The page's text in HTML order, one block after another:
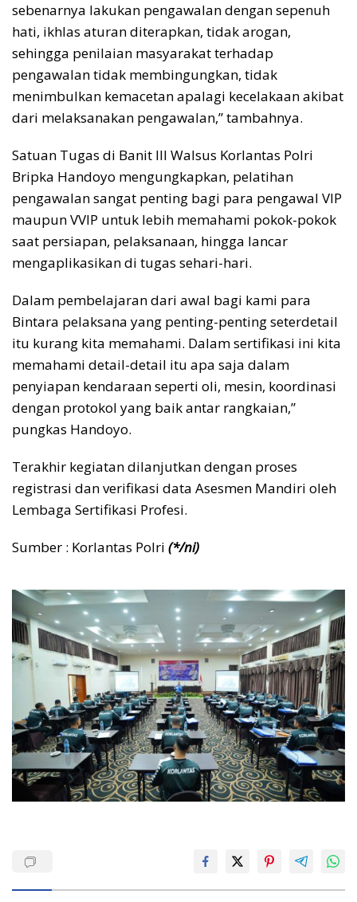
sebenarnya lakukan pengawalan dengan sepenuh
hati, ikhlas aturan diterapkan, tidak arogan,
sehingga penilaian masyarakat terhadap
pengawalan tidak membingungkan, tidak
menimbulkan kemacetan apalagi kecelakaan akibat
dari melaksanakan pengawalan,” tambahnya.
Satuan Tugas di Banit III Walsus Korlantas Polri
Bripka Handoyo mengungkapkan, pelatihan
pengawalan sangat penting bagi para pengawal VIP
maupun VVIP untuk lebih memahami pokok-pokok
saat persiapan, pelaksanaan, hingga lancar
mengaplikasikan di tugas sehari-hari.
Dalam pembelajaran dari awal bagi kami para
Bintara pelaksana yang penting-penting seterdetail
itu kurang kita memahami. Dalam sertifikasi ini kita
memahami detail-detail itu apa saja dalam
penyiapan kendaraan seperti oli, mesin, koordinasi
dengan protokol yang baik antar rangkaian,”
pungkas Handoyo.
Terakhir kegiatan dilanjutkan dengan proses
registrasi dan verifikasi data Asesmen Mandiri oleh
Lembaga Sertifikasi Profesi.
Sumber : Korlantas Polri (*/ni)